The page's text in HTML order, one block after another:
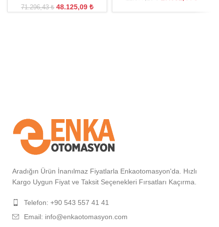
71.296,43₺ 48.125,09 ₺
Aradığın Ürün İnanılmaz Fiyatlarla Enkaotomasyon'da. Hızlı
Kargo Uygun Fiyat ve Taksit Seçenekleri Fırsatları Kaçırma.
Telefon: +90 543 557 41 41
Email: info@enkaotomasyon.com